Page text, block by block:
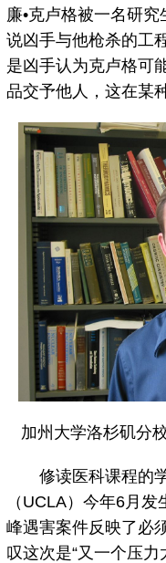
廉•克卢格被一名研
说凶手与他枪杀的工
是凶手认为克卢格可
品交予他人，这在
加州大学洛杉矶分
修读医科课程的学
（UCLA）今年6月
峰遇害案件反映了必
叹这次是“又一个压